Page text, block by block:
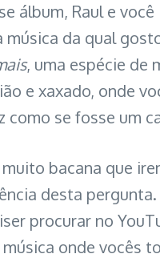
álbum, Raul e você
música da qual
, uma espécie de
e xaxado, onde
como se fosse um
muito bacana que
desta
procurar no
onde vocês